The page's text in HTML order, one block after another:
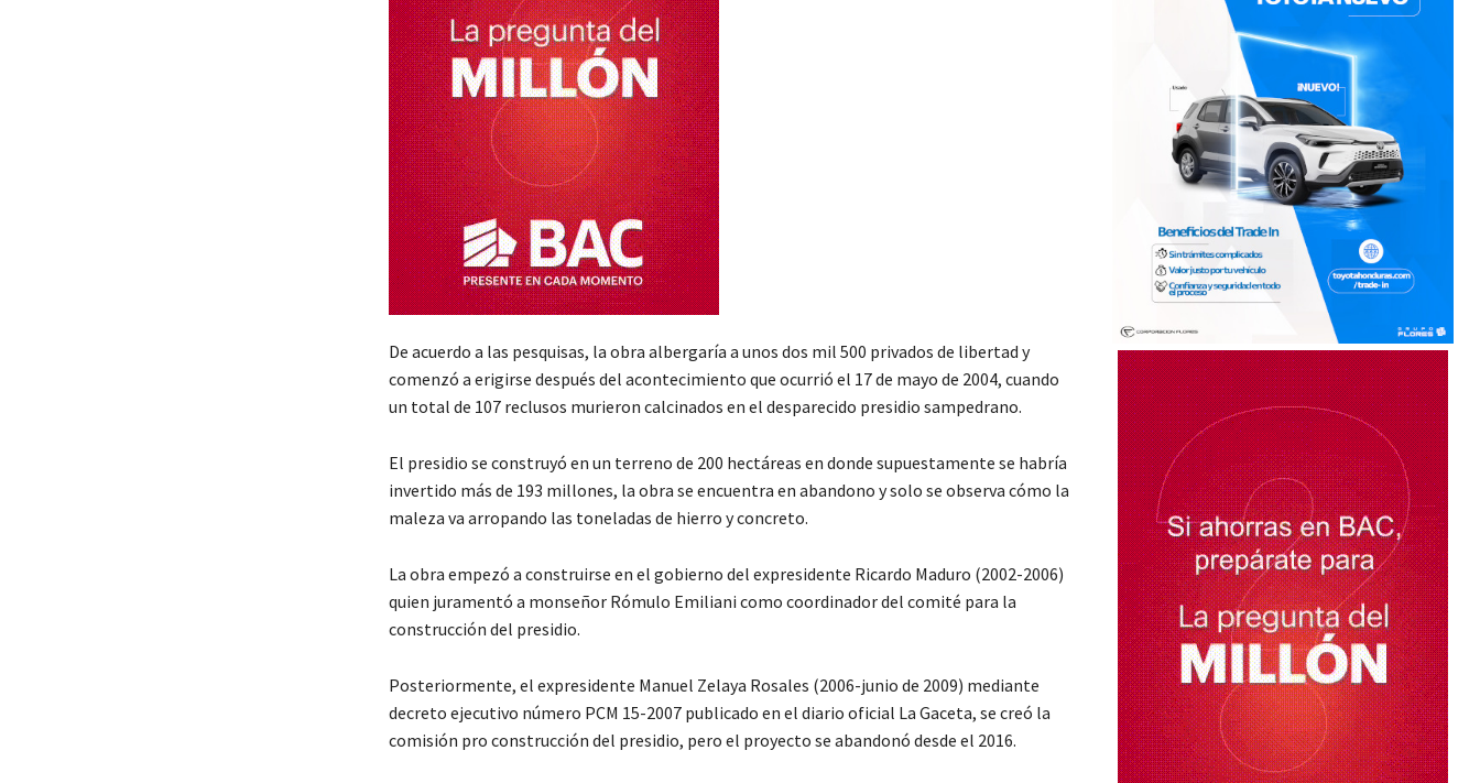
De acuerdo a las pesquisas, la obra albergaría a unos dos mil 500 privados de libertad y
comenzó a erigirse después del acontecimiento que ocurrió el 17 de mayo de 2004, cuando
un total de 107 reclusos murieron calcinados en el desparecido presidio sampedrano.
El presidio se construyó en un terreno de 200 hectáreas en donde supuestamente se habría
invertido más de 193 millones, la obra se encuentra en abandono y solo se observa cómo la
maleza va arropando las toneladas de hierro y concreto.
La obra empezó a construirse en el gobierno del expresidente Ricardo Maduro (2002-2006)
quien juramentó a monseñor Rómulo Emiliani como coordinador del comité para la
construcción del presidio.
Posteriormente, el expresidente Manuel Zelaya Rosales (2006-junio de 2009) mediante
decreto ejecutivo número PCM 15-2007 publicado en el diario oficial La Gaceta, se creó la
comisión pro construcción del presidio, pero el proyecto se abandonó desde el 2016.